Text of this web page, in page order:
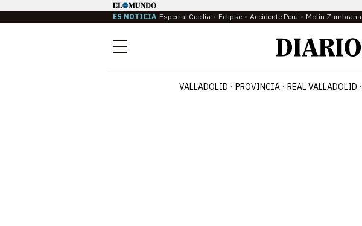
ES NOTICIA Especial Cecilia Eclipse Accidente Perú Motín Zambrana
Menú
VALLADOLID PROVINCIA REAL VALLADOLID